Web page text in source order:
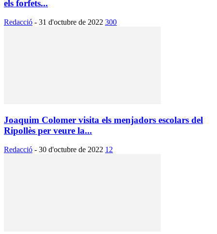
els forfets...
Redacció - 31 d'octubre de 2022 300
Joaquim Colomer visita els menjadors escolars del
Ripollès per veure la...
Redacció - 30 d'octubre de 2022 12